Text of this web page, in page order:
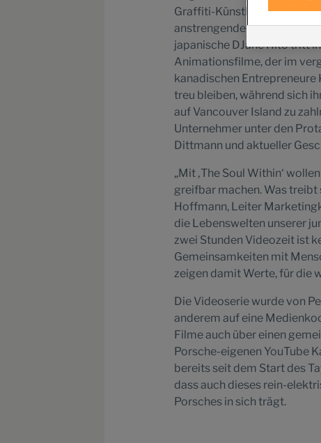
Graffiti-Künstlerin Christina
anstrengenden Akt des
japanische DJane Hito tritt
Animationsfilme, der im
kanadischen Entrepreneure
treu bleiben, während sich
auf Vancouver Island zu
Unternehmer unter den
Dittmann und aktueller
„Mit ‚The Soul Within‘
greifbar machen. Was treibt
Hoffmann, Leiter
die Lebenswelten unserer
zwei Stunden Videozeit ist
Gemeinsamkeiten mit
zeigen damit Werte, für die
Die Videoserie wurde von
anderem auf eine
Filme auch über einen
Porsche-eigenen YouTube
bereits seit dem Start des
dass auch dieses rein-
Porsches in sich trägt.